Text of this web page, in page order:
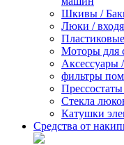
Шкивы /
Люки /
Моторы для
Аксессуары
фильтры
Стекла
Катушки
Средства от